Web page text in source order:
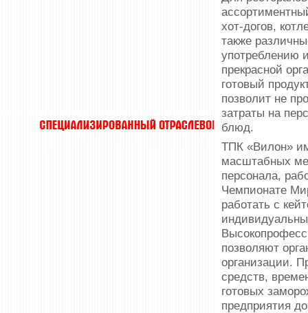
хот-догов,
также
употреблению
прекрасной
готовый
позволит не
затраты на
блюд.
ТПК «Вилон»
масштабных
персонала,
Чемпионате
работать с
позволяют
организации.
средств,
готовых
предприятия